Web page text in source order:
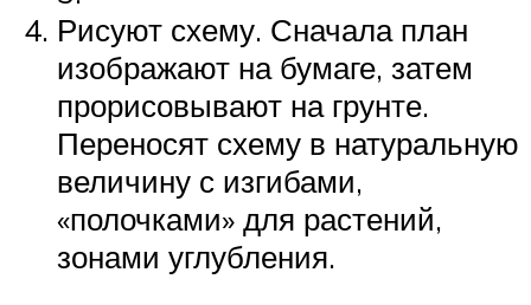
Рисуют схему. Сначала план
изображают на бумаге, затем
прорисовывают на грунте.
Переносят схему в натуральную
величину с изгибами,
«полочками» для растений,
зонами углубления.